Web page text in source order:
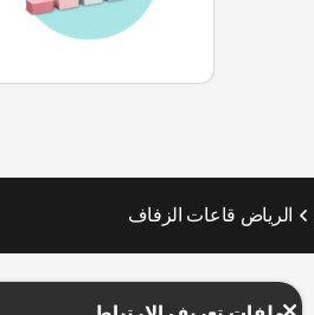
الرياض قاعات الزفاف